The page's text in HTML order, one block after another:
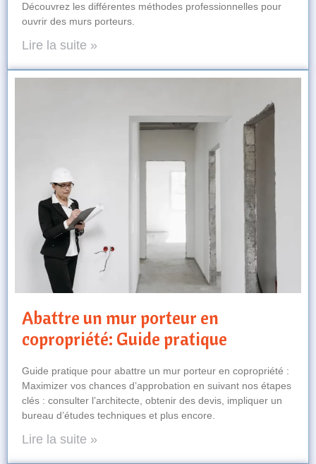
Découvrez les différentes méthodes professionnelles pour
ouvrir des murs porteurs.
Lire la suite »
Abattre un mur porteur en
copropriété: Guide pratique
Guide pratique pour abattre un mur porteur en copropriété :
Maximizer vos chances d’approbation en suivant nos étapes
clés : consulter l’architecte, obtenir des devis, impliquer un
bureau d’études techniques et plus encore.
Lire la suite »